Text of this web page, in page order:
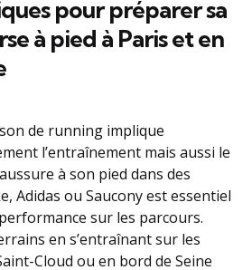
pour préparer sa
à pied à Paris et en
de running implique
l’entraînement mais aussi le
à son pied dans des
Adidas ou Saucony est essentiel
sur les parcours.
en s’entraînant sur les
Cloud ou en bord de Seine